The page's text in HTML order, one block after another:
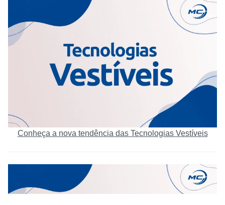
Conheça a nova tendência das Tecnologias Vestíveis